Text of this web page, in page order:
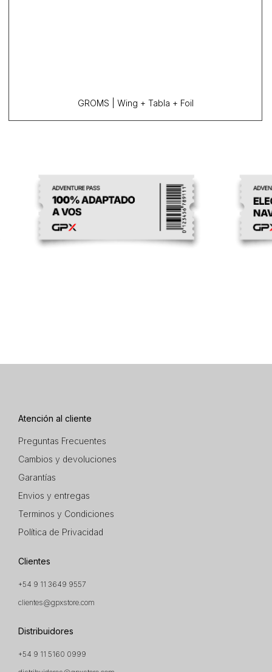
GROMS | Wing + Tabla + Foil
Atención al cliente
Preguntas Frecuentes
Cambios y devoluciones
Garantías
Envios y entregas
Terminos y Condiciones
Política de Privacidad
Clientes
+54 9 11 3649 9557
clientes@gpxstore.com
Distribuidores
+54 9 11 5160 0999